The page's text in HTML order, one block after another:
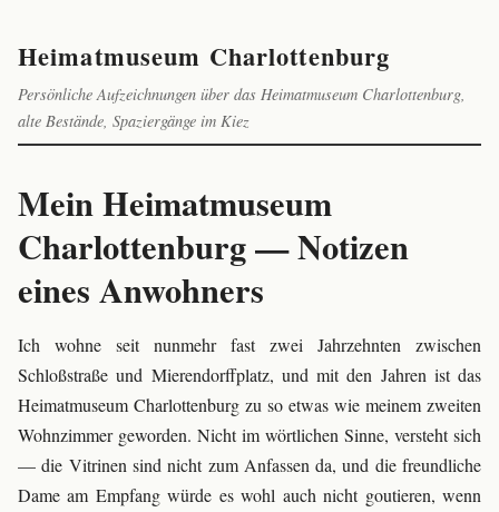
Heimatmuseum Charlottenburg
Persönliche Aufzeichnungen über das Heimatmuseum Charlottenburg,
alte Bestände, Spaziergänge im Kiez
Mein Heimatmuseum
Charlottenburg — Notizen
eines Anwohners
Ich wohne seit nunmehr fast zwei Jahrzehnten zwischen
Schloßstraße und Mierendorffplatz, und mit den Jahren ist das
Heimatmuseum Charlottenburg zu so etwas wie meinem zweiten
Wohnzimmer geworden. Nicht im wörtlichen Sinne, versteht sich
— die Vitrinen sind nicht zum Anfassen da, und die freundliche
Dame am Empfang würde es wohl auch nicht goutieren, wenn